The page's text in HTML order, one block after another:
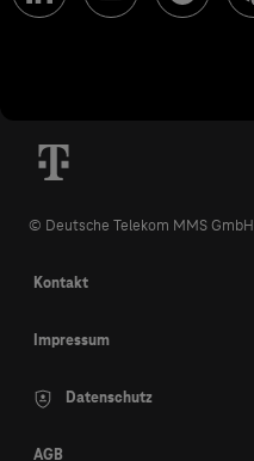
© Deutsche Telekom MMS GmbH
Kontakt
Impressum
Datenschutz
AGB